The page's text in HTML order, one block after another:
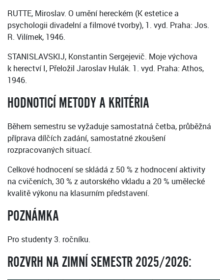
RUTTE, Miroslav. O umění hereckém (K estetice a
psychologii divadelní a filmové tvorby), 1. vyd. Praha: Jos.
R. Vilímek, 1946.
STANISLAVSKIJ, Konstantin Sergejevič. Moje výchova
k herectví I, Přeložil Jaroslav Hulák. 1. vyd. Praha: Athos,
1946.
HODNOTICÍ METODY A KRITÉRIA
Během semestru se vyžaduje samostatná četba, průběžná
příprava dílčích zadání, samostatné zkoušení
rozpracovaných situací.
Celkové hodnocení se skládá z 50 % z hodnocení aktivity
na cvičeních, 30 % z autorského vkladu a 20 % umělecké
kvalitě výkonu na klasurním představení.
POZNÁMKA
Pro studenty 3. ročníku.
ROZVRH NA ZIMNÍ SEMESTR 2025/2026: